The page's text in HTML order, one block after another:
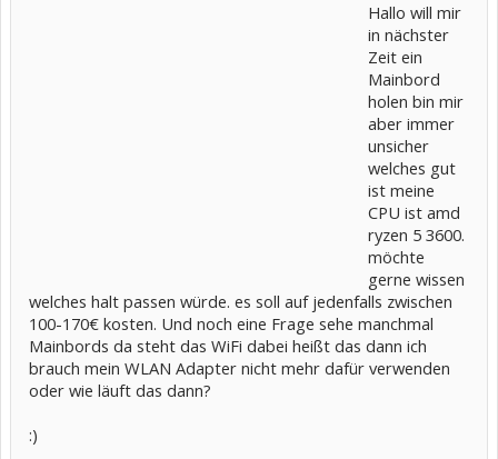
Hallo will mir
in nächster
Zeit ein
Mainbord
holen bin mir
aber immer
unsicher
welches gut
ist meine
CPU ist amd
ryzen 5 3600.
möchte
gerne wissen
welches halt passen würde. es soll auf jedenfalls zwischen
100-170€ kosten. Und noch eine Frage sehe manchmal
Mainbords da steht das WiFi dabei heißt das dann ich
brauch mein WLAN Adapter nicht mehr dafür verwenden
oder wie läuft das dann?
:)